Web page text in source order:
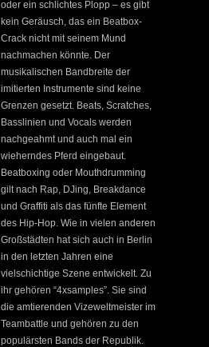
oder ein schlichtes Plopp – es gibt
kein Geräusch, das ein Beatbox-
Crack nicht mit seinem Mund
nachmachen könnte. Der
musikalischen Bandbreite der
imitierten Instrumente sind keine
Grenzen gesetzt. Beats, Scratches,
Basslinien und Vocals werden
nachgeahmt und auch mal ein
wieherndes Pferd eingebaut.
Beatboxing oder Mouthdrumming
gilt nach Rap, DJing, Breakdance
und Graffiti als das fünfte Element
des Hip-Hop. Wie in vielen anderen
Großstädten hat sich auch in Berlin
in den letzten Jahren eine
vielschichtige Szene entwickelt. Zu
ihr gehören “4xsamples”. Sie sind
die amtierenden Vizeweltmeister im
Teambattle und gehören zu den
populärsten Bands der Republik.